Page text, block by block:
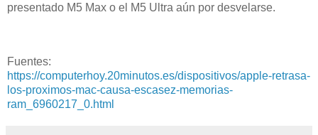
presentado M5 Max o el M5 Ultra aún por desvelarse.
Fuentes:
https://computerhoy.20minutos.es/dispositivos/apple-retrasa-
los-proximos-mac-causa-escasez-memorias-
ram_6960217_0.html